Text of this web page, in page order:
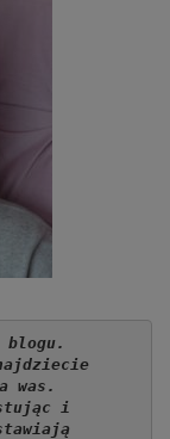
blogu.
was.
i